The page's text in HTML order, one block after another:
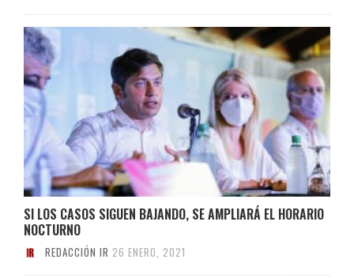
SI LOS CASOS SIGUEN BAJANDO, SE AMPLIARÁ EL HORARIO
NOCTURNO
REDACCIÓN IR 26 ENERO, 2021